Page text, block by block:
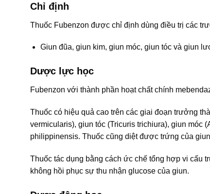
Chỉ định
Thuốc Fubenzon được chỉ định dùng điều trị các
Giun đũa, giun kim, giun móc, giun tóc và giun
Dược lực học
Fubenzon với thành phần hoạt chất chính
Thuốc có hiệu quả cao trên các giai đoạn trưởng
vermicularis), giun tóc (Tricuris trichiura), giun móc
philippinensis. Thuốc cũng diệt được trứng của
Thuốc tác dụng bằng cách ức chế tổng hợp vi cấu
không hồi phục sự thu nhận glucose của giun.